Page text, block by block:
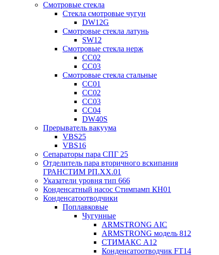
Смотровые стекла
Стекла смотровые чугун
DW12G
Смотровые стекла латунь
SW12
Смотровые стекла нерж
СС02
СС03
Смотровые стекла стальные
СС01
СС02
СС03
СС04
DW40S
Прерыватель вакуума
VBS25
VBS16
Сепараторы пара СПГ 25
Отделитель пара вторичного вскипания
ГРАНСТИМ РП.XX.01
Указатели уровня тип 666
Конденсатный насос Стимпамп КН01
Конденсатоотводчики
Поплавковые
Чугунные
ARMSTRONG AIC
ARMSTRONG модель 812
СТИМАКС А12
Конденсатоотводчик FT14